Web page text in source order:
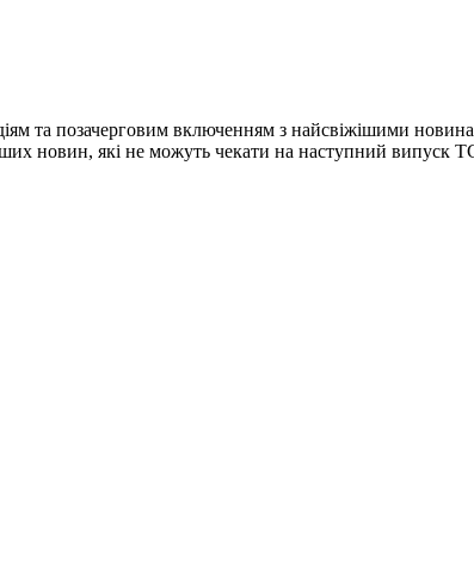
та позачерговим включенням з найсвіжішими
новин, які не можуть чекати на наступний випуск